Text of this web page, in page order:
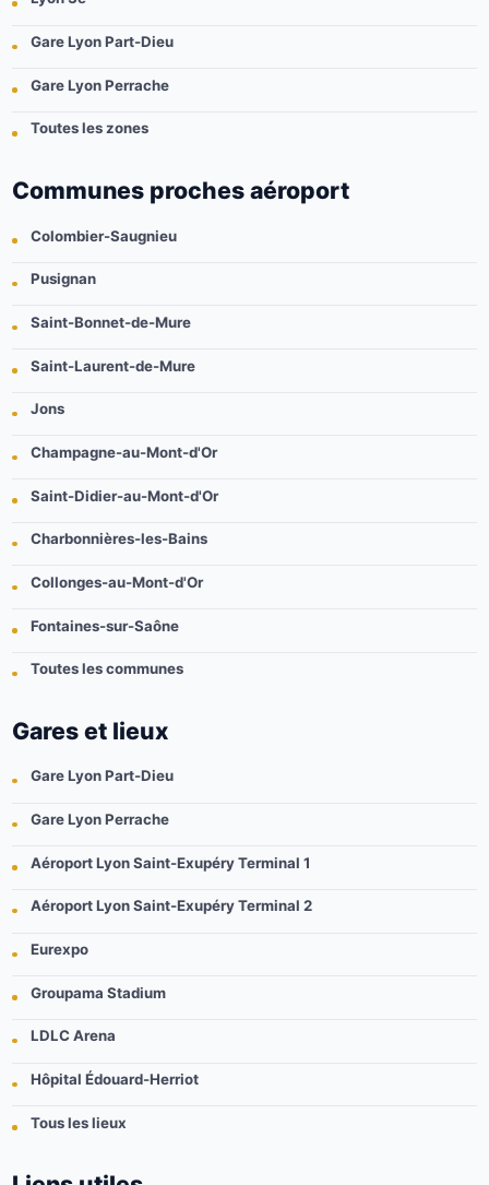
Gare Lyon Part-Dieu
Gare Lyon Perrache
Toutes les zones
Communes proches aéroport
Colombier-Saugnieu
Pusignan
Saint-Bonnet-de-Mure
Saint-Laurent-de-Mure
Jons
Champagne-au-Mont-d'Or
Saint-Didier-au-Mont-d'Or
Charbonnières-les-Bains
Collonges-au-Mont-d'Or
Fontaines-sur-Saône
Toutes les communes
Gares et lieux
Gare Lyon Part-Dieu
Gare Lyon Perrache
Aéroport Lyon Saint-Exupéry Terminal 1
Aéroport Lyon Saint-Exupéry Terminal 2
Eurexpo
Groupama Stadium
LDLC Arena
Hôpital Édouard-Herriot
Tous les lieux